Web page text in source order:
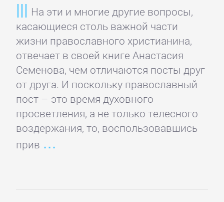
На эти и многие другие вопросы,
касающиеся столь важной части
жизни православного христианина,
отвечает в своей книге Анастасия
Семенова, чем отличаются посты друг
от друга. И поскольку православный
пост – это время духовного
просветления, а не только телесного
воздержания, то, воспользовавшись
прив
Банковское
дело
Бухучет,
налогообложение,
аудит
ВЭД
Делопроизводство